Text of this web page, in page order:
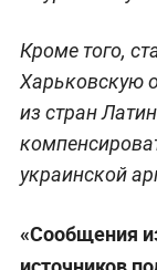
Кроме того,
Харьковскую
из стран
украинской
«Сообщения